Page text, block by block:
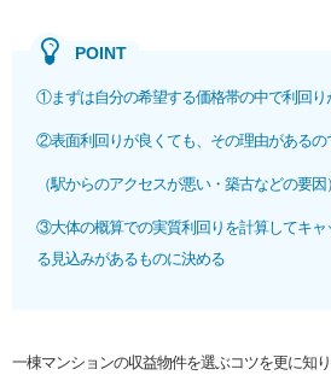
①まずは自分の希望する価格帯の中で利回り
②表面利回りが良くても、その理由があるの
（駅からのアクセスが悪い・築古などの要因）
③大体の概算での実質利回りを計算してキ
る見込みがあるものに決める
一棟マンションの収益物件を選ぶコツを更に知り